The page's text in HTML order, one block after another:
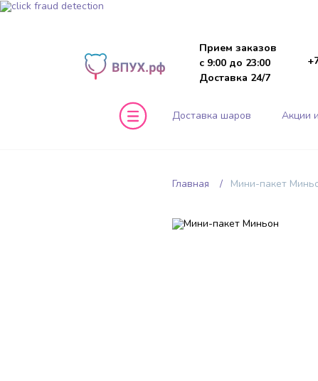
Прием заказов
с 9:00 до 23:00
Доставка 24/7
Доставка шаров Акции
Главная Мини-пакет